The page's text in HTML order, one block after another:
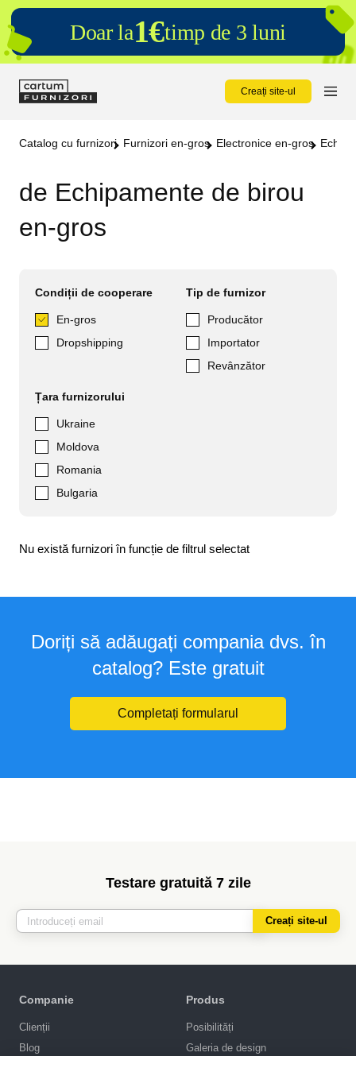
Doar la1€timp de 3 luni
Creați site-ul
Catalog cu furnizori Furnizori en-gros Electronice en-gros
de Echipamente de birou
en-gros
Condiții de cooperare
En-gros
Dropshipping
Tip de furnizor
Producător
Importator
Revânzător
Țara furnizorului
Ukraine
Moldova
Romania
Bulgaria
Nu există furnizori în funcție de filtrul selectat
Doriți să adăugați compania dvs. în
catalog? Este gratuit
Completați formularul
Testare gratuită 7 zile
Creați site-ul
Companie
Clienții
Blog
Produs
Posibilități
Galeria de design